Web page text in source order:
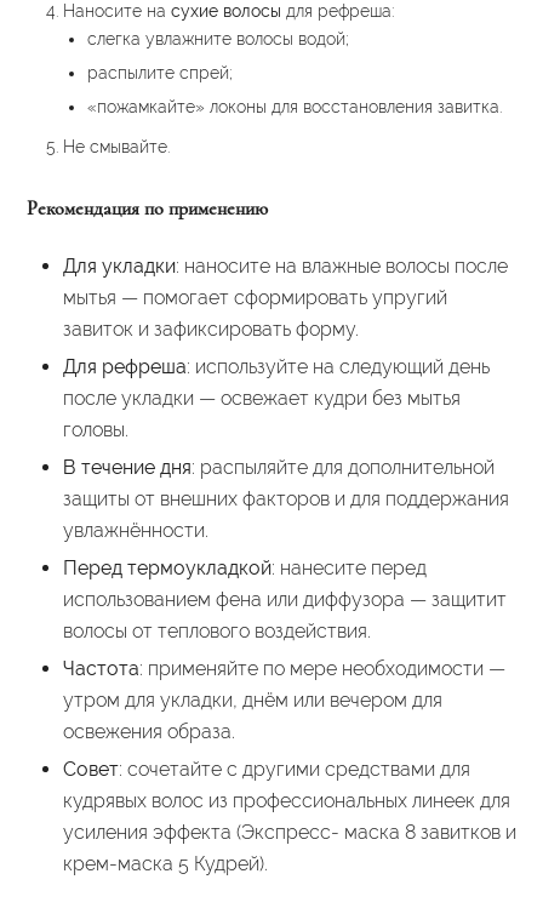
Наносите на сухие волосы для рефреша:
слегка увлажните волосы водой;
распылите спрей;
«пожамкайте» локоны для восстановления завитка.
Не смывайте.
Рекомендация по применению
Для укладки: наносите на влажные волосы после
мытья — помогает сформировать упругий
завиток и зафиксировать форму.
Для рефреша: используйте на следующий день
после укладки — освежает кудри без мытья
головы.
В течение дня: распыляйте для дополнительной
защиты от внешних факторов и для поддержания
увлажнённости.
Перед термоукладкой: нанесите перед
использованием фена или диффузора — защитит
волосы от теплового воздействия.
Частота: применяйте по мере необходимости —
утром для укладки, днём или вечером для
освежения образа.
Совет: сочетайте с другими средствами для
кудрявых волос из профессиональных линеек для
усиления эффекта (Экспресс- маска 8 завитков и
крем-маска 5 Кудрей).